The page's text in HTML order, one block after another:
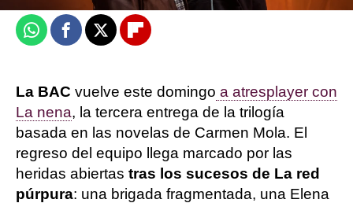
WhatsappFacebook
X Flipboard
La BAC vuelve este domingo a atresplayer con
La nena, la tercera entrega de la trilogía
basada en las novelas de Carmen Mola. El
regreso del equipo llega marcado por las
heridas abiertas tras los sucesos de La red
púrpura: una brigada fragmentada, una Elena